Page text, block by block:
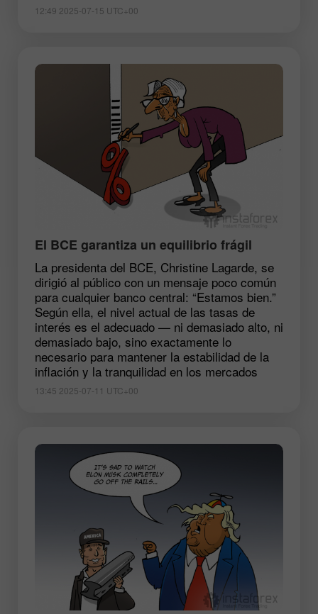
12:49 2025-07-15 UTC+00
El BCE garantiza un equilibrio frágil
La presidenta del BCE, Christine Lagarde, se
dirigió al público con un mensaje poco común
para cualquier banco central: “Estamos bien.”
Según ella, el nivel actual de las tasas de
interés es el adecuado — ni demasiado alto, ni
demasiado bajo, sino exactamente lo
necesario para mantener la estabilidad de la
inflación y la tranquilidad en los mercados
13:45 2025-07-11 UTC+00